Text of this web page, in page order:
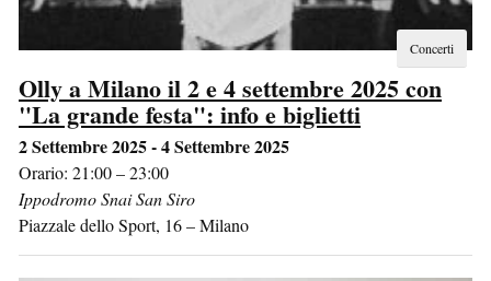
Concerti
Olly a Milano il 2 e 4 settembre 2025 con
"La grande festa": info e biglietti
2 Settembre 2025 - 4 Settembre 2025
Orario: 21:00 – 23:00
Ippodromo Snai San Siro
Piazzale dello Sport, 16–Milano